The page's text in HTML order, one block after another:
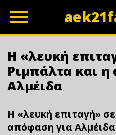
Η «λευκή
Ριμπάλτα και
Αλμέιδα
Η «λευκή επιταγή»
απόφαση για Αλμέιδα